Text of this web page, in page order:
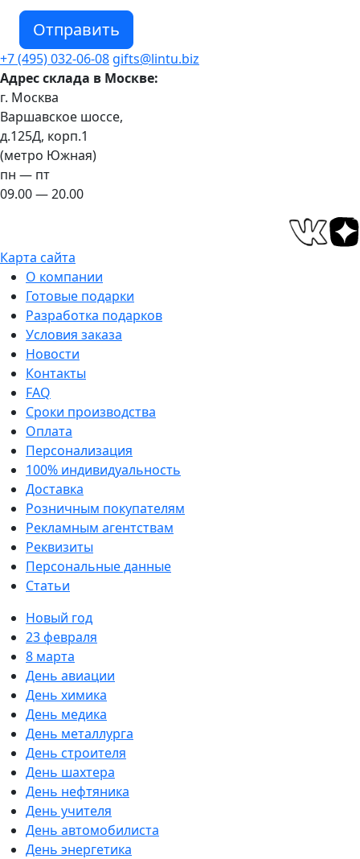
Отправить
+7 (495) 032-06-08 gifts@lintu.biz
Адрес склада в Москве:
г. Москва
Варшавское шоссе,
д.125Д, корп.1
(метро Южная)
пн — пт
09.00 — 20.00
Карта сайта
О компании
Готовые подарки
Разработка подарков
Условия заказа
Новости
Контакты
FAQ
Сроки производства
Оплата
Персонализация
100% индивидуальность
Доставка
Розничным покупателям
Рекламным агентствам
Реквизиты
Персональные данные
Статьи
Новый год
23 февраля
8 марта
День авиации
День химика
День медика
День металлурга
День строителя
День шахтера
День нефтяника
День учителя
День автомобилиста
День энергетика